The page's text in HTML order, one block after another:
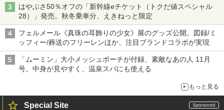
はやぶさ50％オフの「新幹線eチケット（トクだ値スペシャル
28）」発売。秋冬乗車分、えきねっと限定
フェルメール《真珠の耳飾りの少女》展のグッズ公開。図録/ミ
ッフィー/葬送のフリーレンほか、注目ブランドコラボが実現
「ムーミン」大小メッシュポーチが付録、素敵なあの人 11月
号。中身が見やすく、温泉スパにも使える
もっと見る
Special Site